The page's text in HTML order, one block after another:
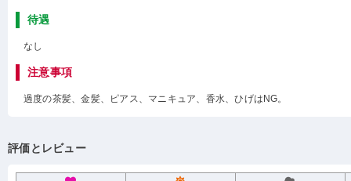
待遇
なし
注意事項
過度の茶髪、金髪、ピアス、マニキュア、香水、ひげはNG。
評価とレビュー